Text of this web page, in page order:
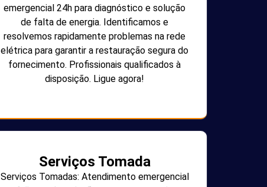
emergencial 24h para diagnóstico e solução
de falta de energia. Identificamos e
resolvemos rapidamente problemas na rede
elétrica para garantir a restauração segura do
fornecimento. Profissionais qualificados à
disposição. Ligue agora!
Serviços Tomada
Serviços Tomadas: Atendimento emergencial